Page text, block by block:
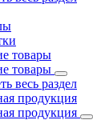
товары
товары
весь раздел
продукция
продукция